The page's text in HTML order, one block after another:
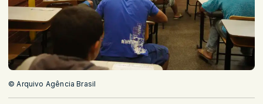
© Arquivo Agência Brasil